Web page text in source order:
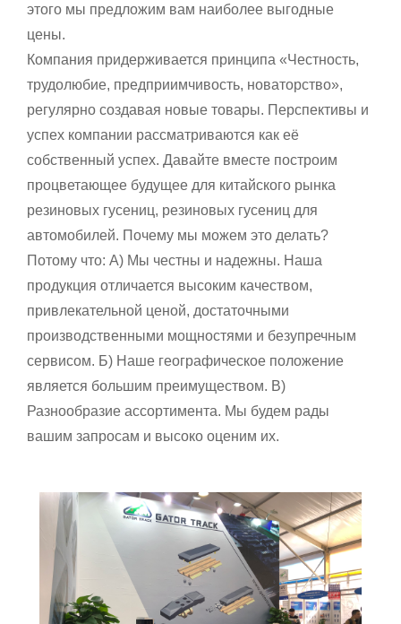
этого мы предложим вам наиболее выгодные
цены.
Компания придерживается принципа «Честность,
трудолюбие, предприимчивость, новаторство»,
регулярно создавая новые товары. Перспективы и
успех компании рассматриваются как её
собственный успех. Давайте вместе построим
процветающее будущее для китайского рынка
резиновых гусениц, резиновых гусениц для
автомобилей. Почему мы можем это делать?
Потому что: А) Мы честны и надежны. Наша
продукция отличается высоким качеством,
привлекательной ценой, достаточными
производственными мощностями и безупречным
сервисом. Б) Наше географическое положение
является большим преимуществом. В)
Разнообразие ассортимента. Мы будем рады
вашим запросам и высоко оценим их.